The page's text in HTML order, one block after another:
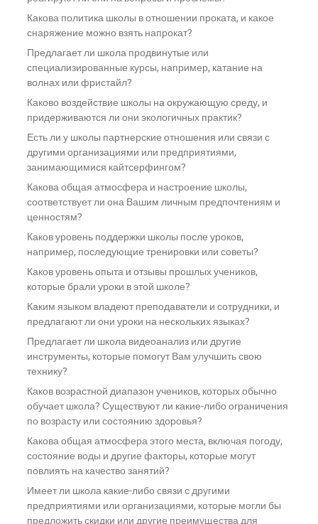
Какова политика школы в отношении проката, и какое
снаряжение можно взять напрокат?
Предлагает ли школа продвинутые или
специализированные курсы, например, катание на
волнах или фристайл?
Каково воздействие школы на окружающую среду, и
придерживаются ли они экологичных практик?
Есть ли у школы партнерские отношения или связи с
другими организациями или предприятиями,
занимающимися кайтсерфингом?
Какова общая атмосфера и настроение школы,
соответствует ли она Вашим личным предпочтениям и
ценностям?
Каков уровень поддержки школы после уроков,
например, последующие тренировки или советы?
Каков уровень опыта и отзывы прошлых учеников,
которые брали уроки в этой школе?
Каким языком владеют преподаватели и сотрудники, и
предлагают ли они уроки на нескольких языках?
Предлагает ли школа видеоанализ или другие
инструменты, которые помогут Вам улучшить свою
технику?
Каков возрастной диапазон учеников, которых обычно
обучает школа? Существуют ли какие-либо ограничения
по возрасту или состоянию здоровья?
Какова общая атмосфера этого места, включая погоду,
состояние воды и другие факторы, которые могут
повлиять на качество занятий?
Имеет ли школа какие-либо связи с другими
предприятиями или организациями, которые могли бы
предложить скидки или другие преимущества для